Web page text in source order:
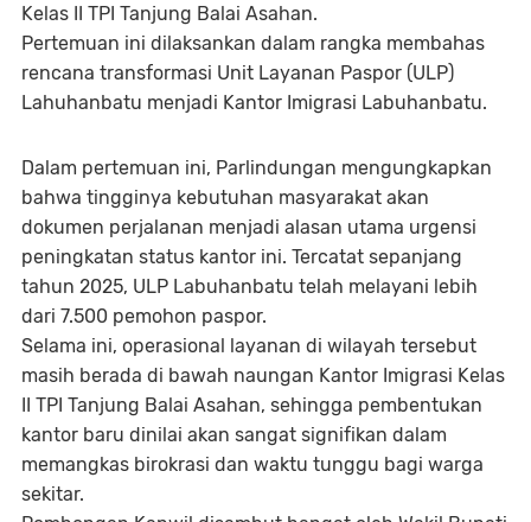
Kelas II TPI Tanjung Balai Asahan.
Pertemuan ini dilaksankan dalam rangka membahas
rencana transformasi Unit Layanan Paspor (ULP)
Lahuhanbatu menjadi Kantor Imigrasi Labuhanbatu.
Dalam pertemuan ini, Parlindungan mengungkapkan
bahwa tingginya kebutuhan masyarakat akan
dokumen perjalanan menjadi alasan utama urgensi
peningkatan status kantor ini. Tercatat sepanjang
tahun 2025, ULP Labuhanbatu telah melayani lebih
dari 7.500 pemohon paspor.
Selama ini, operasional layanan di wilayah tersebut
masih berada di bawah naungan Kantor Imigrasi Kelas
II TPI Tanjung Balai Asahan, sehingga pembentukan
kantor baru dinilai akan sangat signifikan dalam
memangkas birokrasi dan waktu tunggu bagi warga
sekitar.